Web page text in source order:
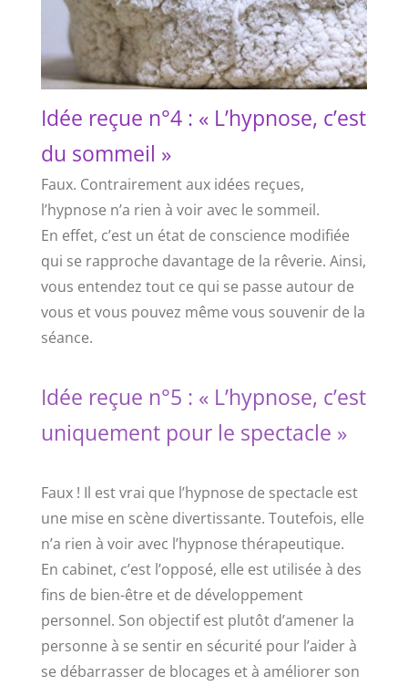
Idée reçue n°4 : « L’hypnose, c’est
du sommeil »
Faux. Contrairement aux idées reçues,
l’hypnose n’a rien à voir avec le sommeil.
En effet, c’est un état de conscience modifiée
qui se rapproche davantage de la rêverie. Ainsi,
vous entendez tout ce qui se passe autour de
vous et vous pouvez même vous souvenir de la
séance.
Idée reçue n°5 : « L’hypnose, c’est
uniquement pour le spectacle »
Faux ! Il est vrai que l’hypnose de spectacle est
une mise en scène divertissante. Toutefois, elle
n’a rien à voir avec l’hypnose thérapeutique.
En cabinet, c’est l’opposé, elle est utilisée à des
fins de bien-être et de développement
personnel. Son objectif est plutôt d’amener la
personne à se sentir en sécurité pour l’aider à
se débarrasser de blocages et à améliorer son